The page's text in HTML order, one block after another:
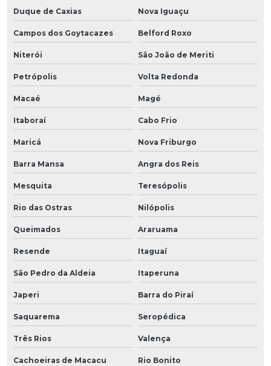
Duque de Caxias Nova Iguaçu
Campos dos Goytacazes Belford Roxo
Niterói São João de Meriti
Petrópolis Volta Redonda
Macaé Magé
Itaboraí Cabo Frio
Maricá Nova Friburgo
Barra Mansa Angra dos Reis
Mesquita Teresópolis
Rio das Ostras Nilópolis
Queimados Araruama
Resende Itaguaí
São Pedro da Aldeia Itaperuna
Japeri Barra do Piraí
Saquarema Seropédica
Três Rios Valença
Cachoeiras de Macacu Rio Bonito